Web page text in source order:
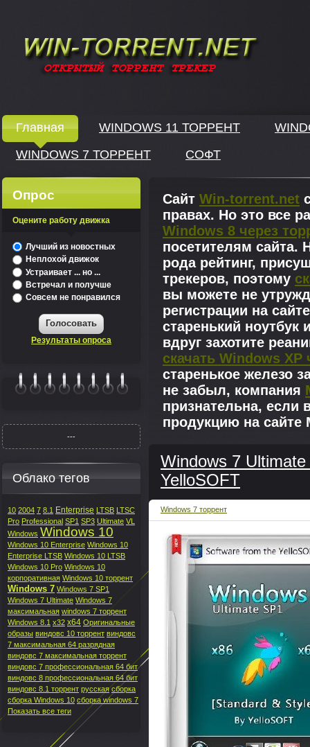
Главная WINDOWS 11 ТОРРЕНТ
WINDOWS 7 ТОРРЕНТ
СОФТ
Сайт Win-torrent.net
правах. Но это все
Windows 8 через
посетителям сайта.
рода рейтинг,
трекеров, поэтому
вы можете не
регистрации на
старенький
вдруг захотите
скачать Windows XP
старенькое железо
не забыл, компания
признательна, если
продукцию на сайте
Windows 7
YelloSOFT
Windows 7 торрент
Опрос
Оцените работу движка
Лучший из новостных
Неплохой движок
Устраивает ... но ...
Встречал и получше
Совсем не понравился
Голосовать
Результаты опроса
---
Облако тегов
10 2004 7 8.1 Enterprise LTSB LTSC
Pro Professional SP1 SP3 Ultimate VL
Windows Windows 10
Windows 10 Enterprise Windows 10
Enterprise LTSB Windows 10 LTSB
Windows 10 Pro Windows 10
корпоративная Windows 10 торрент
Windows 7 Windows 7 SP1
Windows 7 Ultimate Windows 7
максимальная windows 7 торрент
Windows 8.1 x32 x64 Оригинальные
образы виндовс 10 торрент виндовс
7 максимальная 64 разрядная
виндовс 7 максимальная торрент
виндовс 7 профессиональная 64 бит
виндовс 8 профессиональная 64 бит
виндовс 8.1 торрент русская сборка
сборка Windows 10 сборка windows 7
Показать все теги